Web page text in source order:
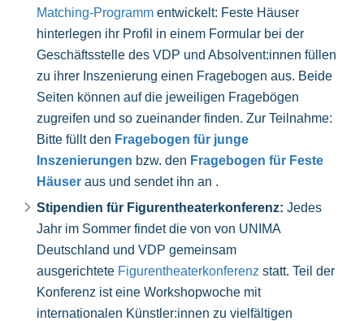
Matching-Programm entwickelt: Feste Häuser
hinterlegen ihr Profil in einem Formular bei der
Geschäftsstelle des VDP und Absolvent:innen füllen
zu ihrer Inszenierung einen Fragebogen aus. Beide
Seiten können auf die jeweiligen Fragebögen
zugreifen und so zueinander finden. Zur Teilnahme:
Bitte füllt den Fragebogen für junge
Inszenierungen bzw. den Fragebogen für Feste
Häuser aus und sendet ihn an .
Stipendien für Figurentheaterkonferenz: Jedes
Jahr im Sommer findet die von von UNIMA
Deutschland und VDP gemeinsam
ausgerichtete Figurentheaterkonferenz statt. Teil der
Konferenz ist eine Workshopwoche mit
internationalen Künstler:innen zu vielfältigen